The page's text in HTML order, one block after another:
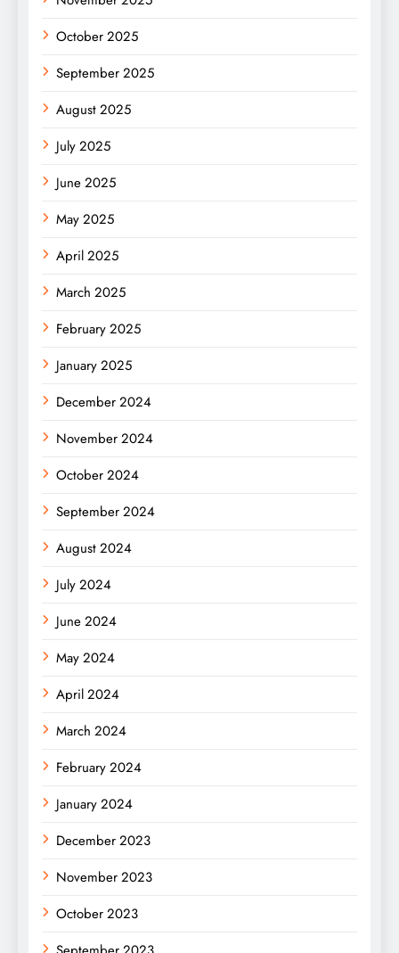
October 2025
September 2025
August 2025
July 2025
June 2025
May 2025
April 2025
March 2025
February 2025
January 2025
December 2024
November 2024
October 2024
September 2024
August 2024
July 2024
June 2024
May 2024
April 2024
March 2024
February 2024
January 2024
December 2023
November 2023
October 2023